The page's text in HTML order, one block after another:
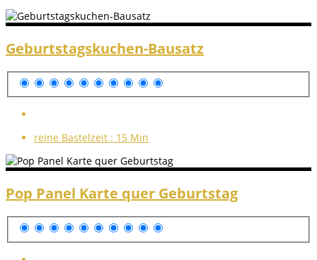
Geburtstagskuchen-Bausatz
reine Bastelzeit : 15 Min
Pop Panel Karte quer Geburtstag